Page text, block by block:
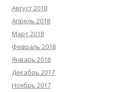
Август 2018
Апрель 2018
Март 2018
Февраль 2018
Январь 2018
Декабрь 2017
Ноябрь 2017